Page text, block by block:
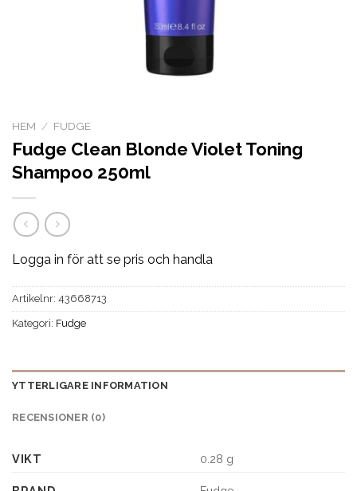
HEM / FUDGE
Fudge Clean Blonde Violet Toning
Shampoo 250ml
Logga in för att se pris och handla
Artikelnr: 43668713
Kategori: Fudge
YTTERLIGARE INFORMATION
RECENSIONER (0)
VIKT 0.28 g